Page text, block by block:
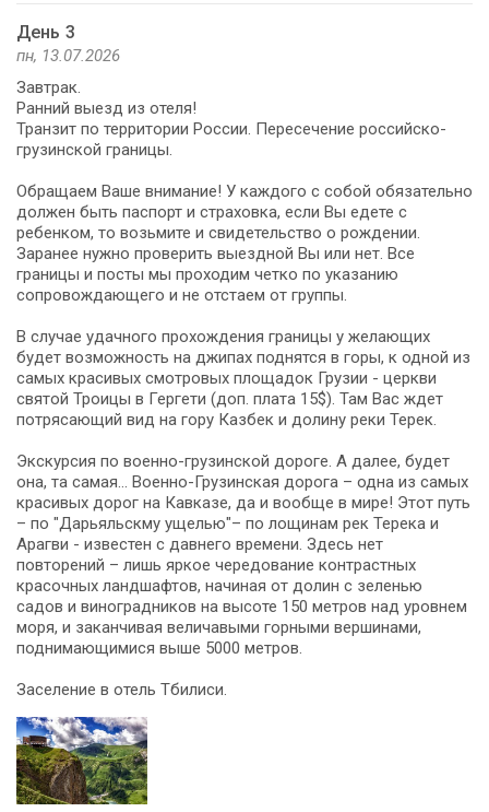
День 3
пн, 13.07.2026
Завтрак.
Ранний выезд из отеля!
Транзит по территории России. Пересечение российско-
грузинской границы.
Обращаем Ваше внимание! У каждого с собой обязательно
должен быть паспорт и страховка, если Вы едете с
ребенком, то возьмите и свидетельство о рождении.
Заранее нужно проверить выездной Вы или нет. Все
границы и посты мы проходим четко по указанию
сопровождающего и не отстаем от группы.
В случае удачного прохождения границы у желающих
будет возможность на джипах поднятся в горы, к одной из
самых красивых смотровых площадок Грузии - церкви
святой Троицы в Гергети (доп. плата 15$). Там Вас ждет
потрясающий вид на гору Казбек и долину реки Терек.
Экскурсия по военно-грузинской дороге. А далее, будет
она, та самая… Военно-Грузинская дорога – одна из самых
красивых дорог на Кавказе, да и вообще в мире! Этот путь
– по "Дарьяльскму ущелью"– по лощинам рек Терека и
Арагви - известен с давнего времени. Здесь нет
повторений – лишь яркое чередование контрастных
красочных ландшафтов, начиная от долин с зеленью
садов и виноградников на высоте 150 метров над уровнем
моря, и заканчивая величавыми горными вершинами,
поднимающимися выше 5000 метров.
Заселение в отель Тбилиси.